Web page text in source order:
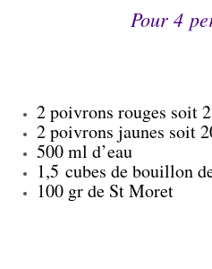
Pour 4
2 poivrons rouges soit
2 poivrons jaunes soit
500 ml d’eau
1,5 cubes de bouillon
100 gr de St Moret